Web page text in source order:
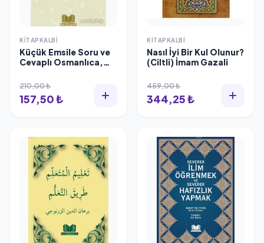
KITAPKALBI
Küçük Emsile Soru ve
Cevaplı Osmanlıca,
210,00 ₺
157,50 ₺
KITAPKALBI
Nasıl İyi Bir Kul Olunur?
(Ciltli) İmam Gazali
459,00 ₺
344,25 ₺